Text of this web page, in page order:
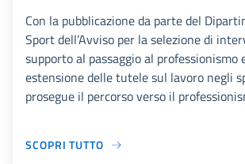
Con la pubblicazione da parte del
Sport dell’Avviso per la selezione di
supporto al passaggio al professionismo
estensione delle tutele sul lavoro negli
prosegue il percorso verso il
SCOPRI TUTTO